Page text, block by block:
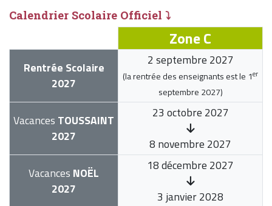
Calendrier Scolaire Officiel ⤵
Zone C
Rentrée Scolaire
2027
2 septembre 2027
(la rentrée des enseignants est le 1er
septembre 2027)
Vacances TOUSSAINT
2027
23 octobre 2027
8 novembre 2027
Vacances NOËL
2027
18 décembre 2027
3 janvier 2028